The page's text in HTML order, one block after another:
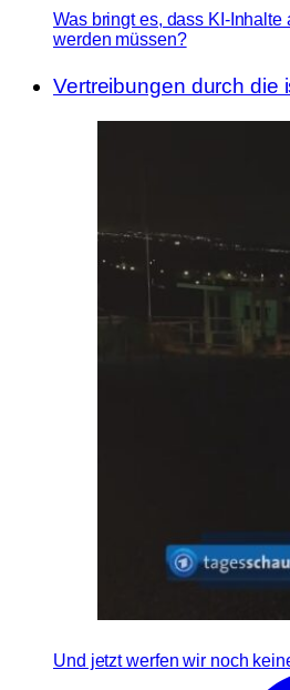
Was bringt es, dass KI-
werden müssen?
Vertreibungen durch die
Und jetzt werfen wir noch